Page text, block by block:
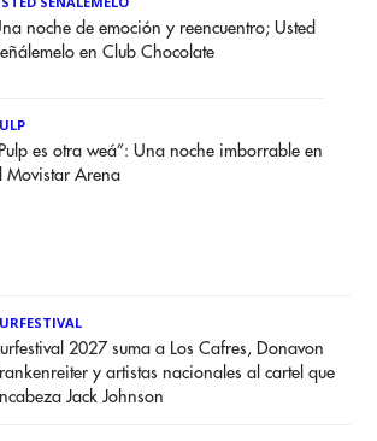
noche de emoción y reencuentro; Usted
en Club Chocolate
es otra weá”: Una noche imborrable en
Movistar Arena
2027 suma a Los Cafres, Donavon
y artistas nacionales al cartel que
Jack Johnson